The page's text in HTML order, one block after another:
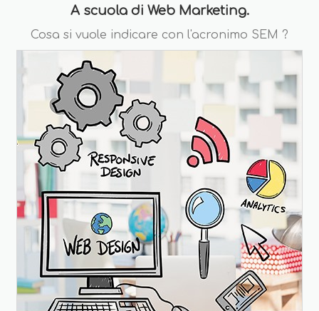
A scuola di Web Marketing.
Cosa si vuole indicare con l'acronimo SEM ?